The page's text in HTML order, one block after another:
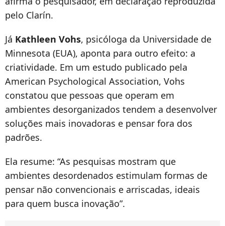
pelo Clarín.
Já Kathleen Vohs, psicóloga da Universidade de
Minnesota (EUA), aponta para outro efeito: a
criatividade. Em um estudo publicado pela
American Psychological Association, Vohs
constatou que pessoas que operam em
ambientes desorganizados tendem a desenvolver
soluções mais inovadoras e pensar fora dos
padrões.
Ela resume: “As pesquisas mostram que
ambientes desordenados estimulam formas de
pensar não convencionais e arriscadas, ideais
para quem busca inovação”.